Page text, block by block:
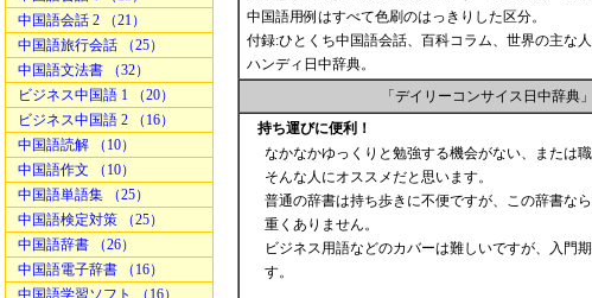
中国語会話 2 （21）
中国語旅行会話 （25）
中国語文法書 （32）
ビジネス中国語 1 （20）
ビジネス中国語 2 （16）
中国語読解 （10）
中国語作文 （10）
中国語単語集 （25）
中国語検定対策 （25）
中国語辞書 （26）
中国語電子辞書 （16）
中国語学習ソフト （16）
中国語用例はすべて色刷のはっきりした区分。
付録:ひとくち中国語会話、百科コラム、世界の主な
ハンディ日中辞典。
「デイリーコンサイス日中辞
持ち運びに便利！
なかなかゆっくりと勉強する機会がない、または
そんな人にオススメだと思います。
普通の辞書は持ち歩きに不便ですが、この辞書な
重くありません。
ビジネス用語などのカバーは難しいですが、入門
す。